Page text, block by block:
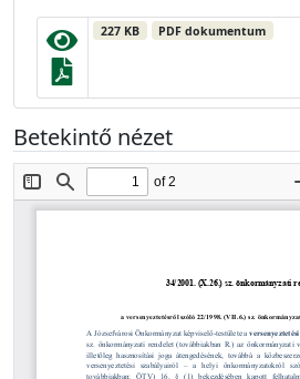
227 KB PDF dokumentum
Betekintő nézet